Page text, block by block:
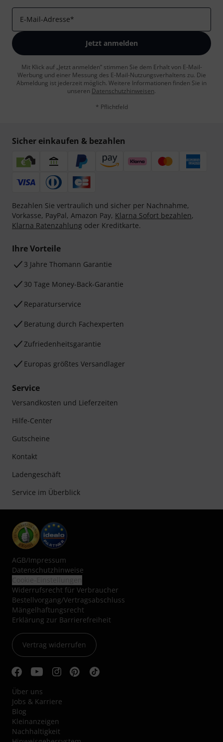
E-Mail-Adresse*
Jetzt anmelden
Mit Klick auf „Jetzt anmelden“ stimmen Sie dem Erhalt von E-Mail-
Werbung und einer Messung des E-Mail-Nutzungsverhaltens zu. Die
Abmeldung ist jederzeit möglich. Weitere Informationen finden Sie in
unseren Datenschutzhinweisen.
* Pflichtfeld
Sicher einkaufen & bezahlen
Bezahlen Sie vertraulich und sicher per Nachnahme,
Vorkasse, PayPal, Amazon Pay, Klarna Sofort bezahlen,
Klarna Ratenzahlung oder Kreditkarte.
Ihre Vorteile
3 Jahre Thomann Garantie
30 Tage Money-Back-Garantie
Reparaturservice
Beratung durch Fachexperten
Zufriedenheitsgarantie
Europas größtes Versandlager
Service
Versandkosten und Lieferzeiten
Hilfe-Center
Gutscheine
Kontakt
Ladengeschäft
Service im Überblick
AGB/Impressum
Datenschutzhinweise
Widerrufsrecht für Verbraucher
Bestellvorgang/Vertragsabschluss
Mängelhaftungsrecht
Erklärung zur Barrierefreiheit
Vertrag widerrufen
Über uns
Jobs & Karriere
Blog
Kleinanzeigen
Nachhaltigkeit